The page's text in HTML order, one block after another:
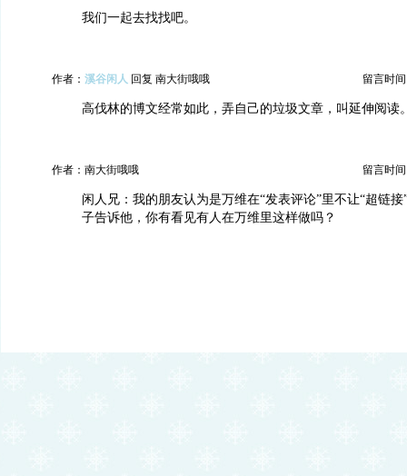
我们一起去找找吧。
作者： 溪谷闲人 回复 南大街哦哦 留言时间
高伐林的博文经常如此，弄自己的垃圾文章，叫延伸阅读
作者：南大街哦哦 留言时间
闲人兄：我的朋友认为是万维在“发表评论”里不让“超链
子告诉他，你有看见有人在万维里这样做吗？